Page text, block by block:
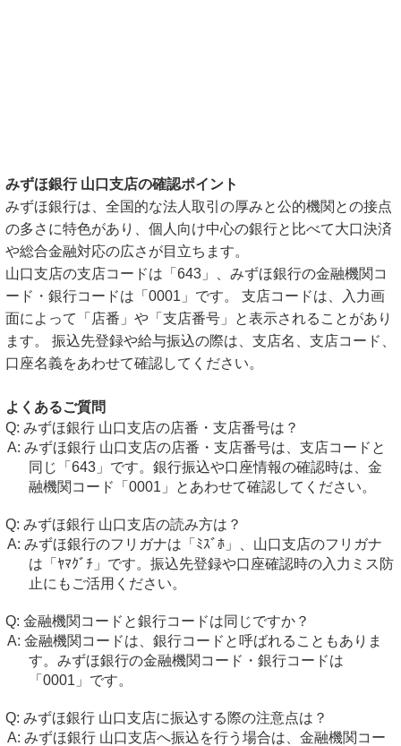
みずほ銀行 山口支店の確認ポイント
みずほ銀行は、全国的な法人取引の厚みと公的機関との接点
の多さに特色があり、個人向け中心の銀行と比べて大口決済
や総合金融対応の広さが目立ちます。
山口支店の支店コードは「643」、みずほ銀行の金融機関コ
ード・銀行コードは「0001」です。 支店コードは、入力画
面によって「店番」や「支店番号」と表示されることがあり
ます。 振込先登録や給与振込の際は、支店名、支店コード、
口座名義をあわせて確認してください。
よくあるご質問
みずほ銀行 山口支店の店番・支店番号は？
みずほ銀行 山口支店の店番・支店番号は、支店コードと
同じ「643」です。銀行振込や口座情報の確認時は、金
融機関コード「0001」とあわせて確認してください。
みずほ銀行 山口支店の読み方は？
みずほ銀行のフリガナは「ﾐｽﾞﾎ」、山口支店のフリガナ
は「ﾔﾏｸﾞﾁ」です。振込先登録や口座確認時の入力ミス防
止にもご活用ください。
金融機関コードと銀行コードは同じですか？
金融機関コードは、銀行コードと呼ばれることもありま
す。みずほ銀行の金融機関コード・銀行コードは
「0001」です。
みずほ銀行 山口支店に振込する際の注意点は？
みずほ銀行 山口支店へ振込を行う場合は、金融機関コー